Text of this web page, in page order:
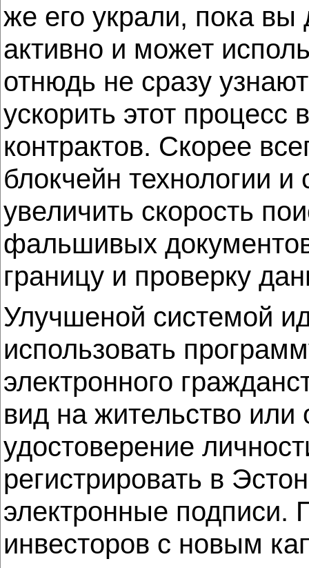
же его украли, пока вы
активно и может
отнюдь не сразу
ускорить этот процесс
контрактов. Скорее
блокчейн технологии
увеличить скорость
фальшивых
границу и проверку
Улучшеной системой
использовать
электронного
вид на жительство
удостоверение
регистрировать в
электронные подписи.
инвесторов с новым